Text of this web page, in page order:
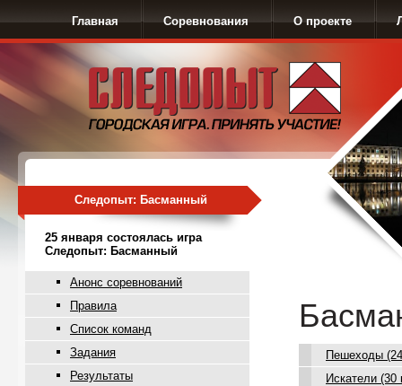
Главная Соревнования О проекте
Следопыт: Басманный
25 января состоялась игра
Следопыт: Басманный
Анонс соревнований
Правила
Список команд
Задания
Результаты
Пешеходы
Искатели (30